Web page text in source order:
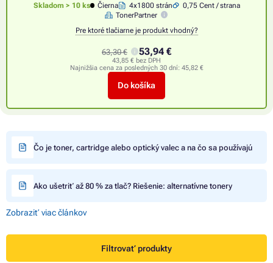
Skladom > 10 ks Čierna 4x1800 strán
0,75 Cent / strana
TonerPartner
Pre ktoré tlačiarne je produkt vhodný?
63,30 € 53,94 €
43,85 € bez DPH
Najnižšia cena za posledných 30 dní: 45,82 €
Do košíka
Čo je toner, cartridge alebo optický valec a na čo sa používajú
Ako ušetriť až 80 % za tlač? Riešenie: alternatívne tonery
Zobraziť viac článkov
Filtrovať produkty